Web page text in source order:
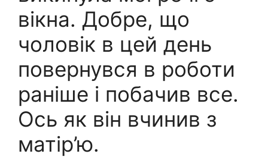
вікна. Добре, що
чоловік в цей день
повернувся в роботи
раніше і побачив все.
Ось як він вчинив з
матір’ю.